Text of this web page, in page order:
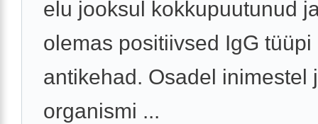
elu jooksul kokkupuutunud
olemas positiivsed IgG tüüpi
antikehad. Osadel inimestel
organismi ...